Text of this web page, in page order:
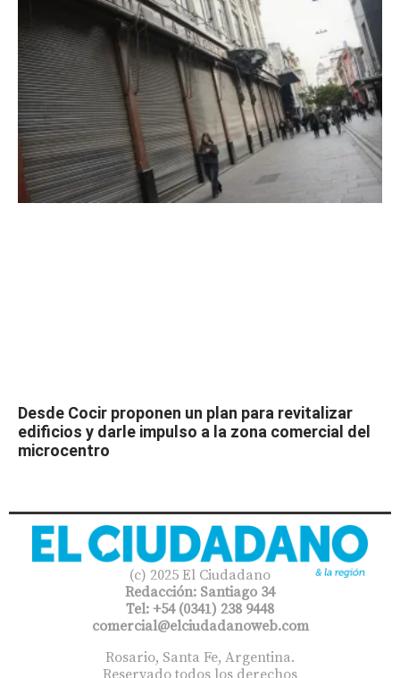
Desde Cocir proponen un plan para revitalizar
edificios y darle impulso a la zona comercial del
microcentro
(c) 2025 El Ciudadano
Redacción: Santiago 34
Tel: +54 (0341) 238 9448
comercial@elciudadanoweb.com​
Rosario, Santa Fe, Argentina.
Reservado todos los derechos